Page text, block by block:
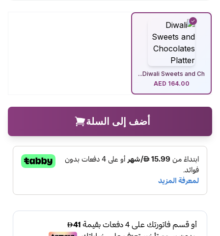
Diwali Sweets and Ch...
AED 164.00
أضف إلى السلة